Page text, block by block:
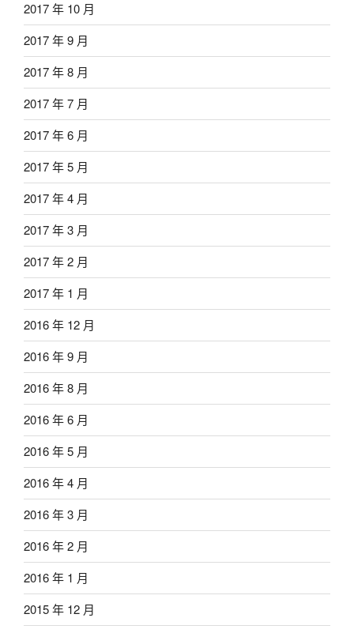
2017 年 10 月
2017 年 9 月
2017 年 8 月
2017 年 7 月
2017 年 6 月
2017 年 5 月
2017 年 4 月
2017 年 3 月
2017 年 2 月
2017 年 1 月
2016 年 12 月
2016 年 9 月
2016 年 8 月
2016 年 6 月
2016 年 5 月
2016 年 4 月
2016 年 3 月
2016 年 2 月
2016 年 1 月
2015 年 12 月